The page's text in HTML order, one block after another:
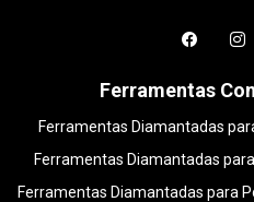
Ferramentas
Ferramentas Diamantadas
Ferramentas Diamantadas
Ferramentas Diamantadas para